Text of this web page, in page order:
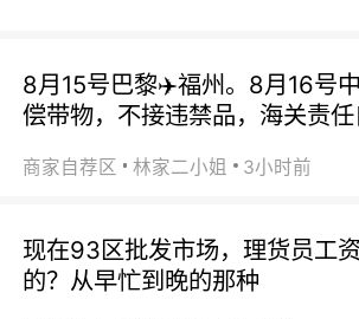
8月15号巴黎✈️福州。8月16号
偿带物，不接违禁品，海关责任
商家自荐区 林家二小姐 3小时前
现在93区批发市场，理货员工
的？从早忙到晚的那种